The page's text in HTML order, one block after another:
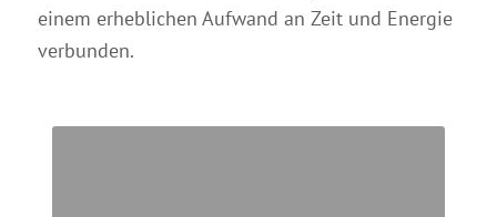
einem erheblichen Aufwand an Zeit und Energie
verbunden.